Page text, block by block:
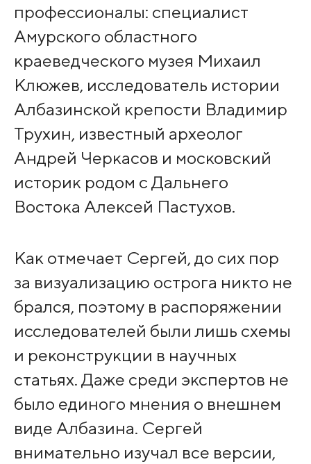
профессионалы: специалист
Амурского областного
краеведческого музея Михаил
Клюжев, исследователь истории
Албазинской крепости Владимир
Трухин, известный археолог
Андрей Черкасов и московский
историк родом с Дальнего
Востока Алексей Пастухов.
Как отмечает Сергей, до сих пор
за визуализацию острога никто не
брался, поэтому в распоряжении
исследователей были лишь схемы
и реконструкции в научных
статьях. Даже среди экспертов не
было единого мнения о внешнем
виде Албазина. Сергей
внимательно изучал все версии,